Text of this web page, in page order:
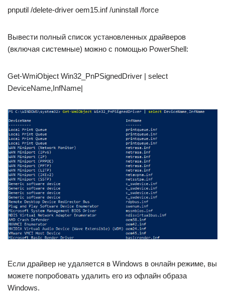
pnputil /delete-driver oem15.inf /uninstall /force
Вывести полный список установленных драйверов
(включая системные) можно с помощью PowerShell:
Get-WmiObject Win32_PnPSignedDriver | select
DeviceName,InfName|
Если драйвер не удаляется в Windows в онлайн режиме, вы
можете попробовать удалить его из офлайн образа
Windows.